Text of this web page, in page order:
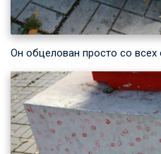
Он обцелован просто со всех